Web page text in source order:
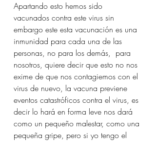
Apartando esto hemos sido
vacunados contra este virus sin
embargo este esta vacunación es una
inmunidad para cada una de las
personas, no para los demás,  para
nosotros, quiere decir que esto no nos
exime de que nos contagiemos con el
virus de nuevo, la vacuna previene
eventos catastróficos contra el virus, es
decir lo hará en forma leve nos dará
como un pequeño malestar, como una
pequeña gripe, pero si yo tengo el